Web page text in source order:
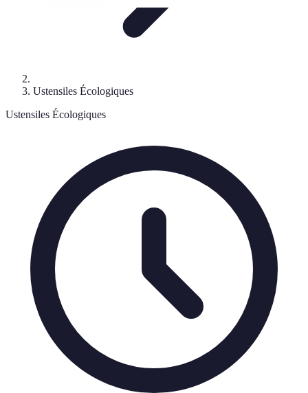
Ustensiles Écologiques
Ustensiles Écologiques